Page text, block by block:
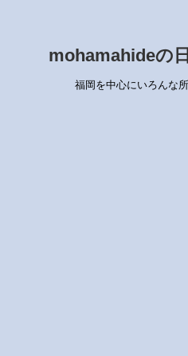
mohamahideの
福岡を中心にいろんな